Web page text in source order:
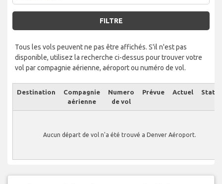
FILTRE
Tous les vols peuvent ne pas être affichés. S'il n'est pas
disponible, utilisez la recherche ci-dessus pour trouver votre
vol par compagnie aérienne, aéroport ou numéro de vol.
Destination
Compagnie
aérienne
Numero
de vol
Prévue Actuel Statut
Aucun départ de vol n'a été trouvé a Denver Aéroport.